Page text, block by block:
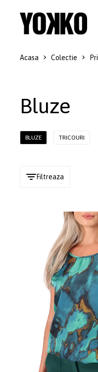
ROCHII LUNGI
COSTUME DAMA
Acasa Colectie
Bluze
BLUZE TRICOURI
Filtreaza